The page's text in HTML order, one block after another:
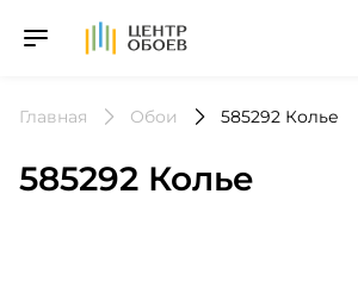
На Главную
Главная Обои 585292 Колье
585292 Колье